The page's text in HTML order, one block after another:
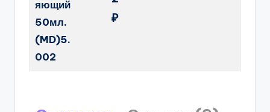
яющий
50мл.
(MD)5.
002
₽